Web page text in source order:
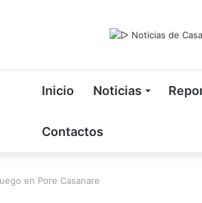
Inicio Noticias
Contactos
en Pore Casanare